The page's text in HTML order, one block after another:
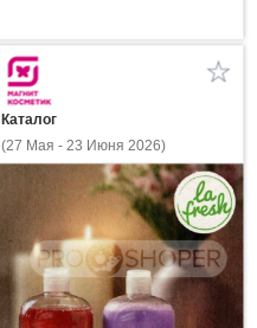
Каталог
(27 Мая - 23 Июня 2026)